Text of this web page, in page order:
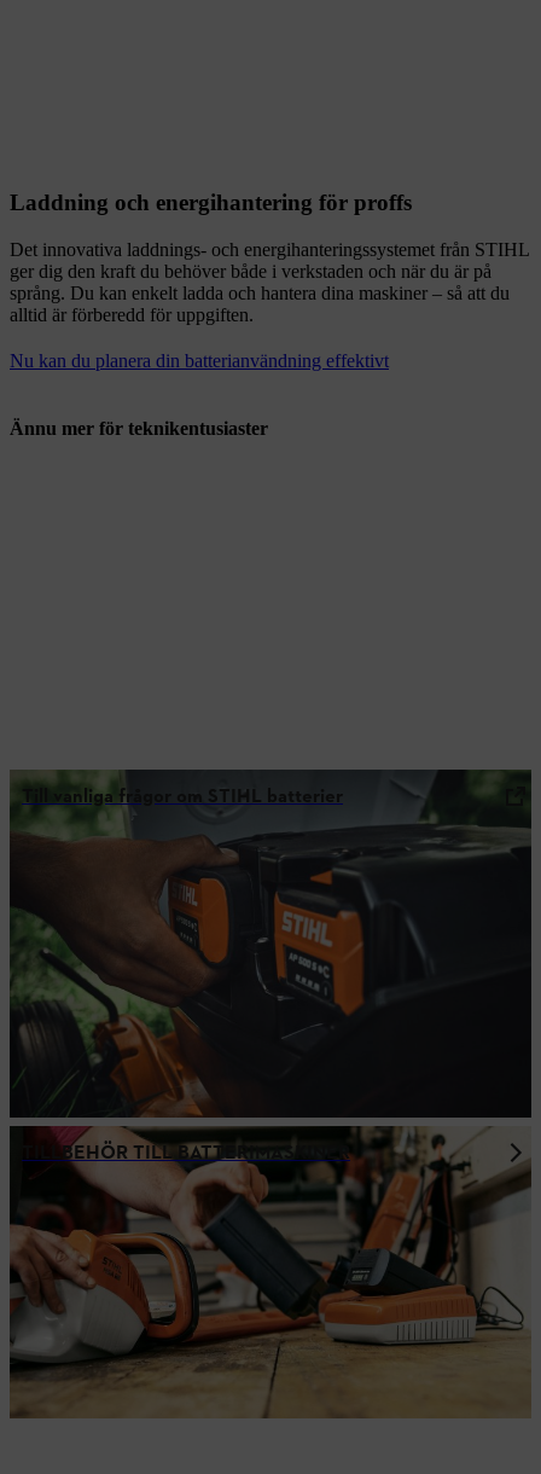
Laddning och energihantering för proffs
Det innovativa laddnings- och energihanteringssystemet från STIHL
ger dig den kraft du behöver både i verkstaden och när du är på
språng. Du kan enkelt ladda och hantera dina maskiner – så att du
alltid är förberedd för uppgiften.
Nu kan du planera din batterianvändning effektivt
Ännu mer för teknikentusiaster
Till vanliga frågor om STIHL batterier
TILLBEHÖR TILL BATTERIMASKINER